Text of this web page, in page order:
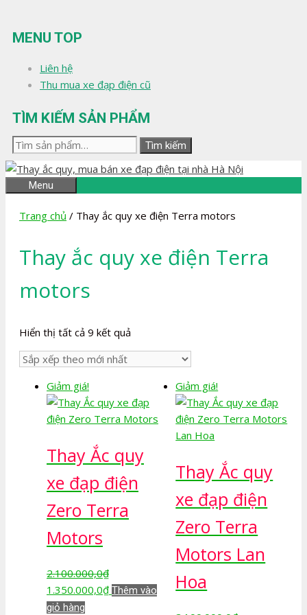
đến
nội
MENU TOP
Liên hệ
Thu mua xe đạp điện cũ
TÌM KIẾM SẢN PHẨM
Tìm
kiếm:
Tìm kiếm
Menu
Trang chủ / Thay ắc quy xe điện Terra motors
Thay ắc quy xe điện Terra
motors
Hiển thị tất cả 9 kết quảĐã
sắp
xếp
mới
nhất
Giảm giá!
Thay Ắc quy
xe đạp điện
Zero Terra
Motors
2.100.000,0₫
Giá
gốc
1.350.000,0₫Giá
Thêm vào
giỏ hàng
Giảm giá!
Thay Ắc quy
xe đạp điện
Zero Terra
Motors Lan
Hoa